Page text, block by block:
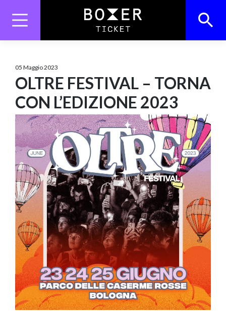
content
05 Maggio 2023
OLTRE FESTIVAL – TORNA
CON L’EDIZIONE 2023